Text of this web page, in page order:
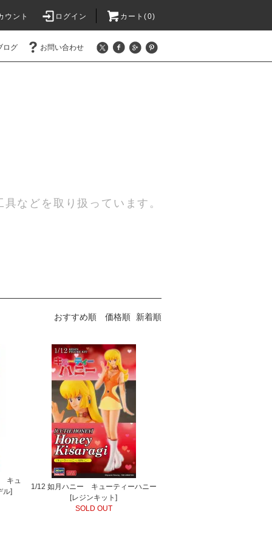
ウント ログイン カート(0)
ログ お問い合わせ
などを取り扱っています。
おすすめ順 価格順 新着順
キュ
ル]
1/12 如月ハニー キューティーハニー
[レジンキット]
SOLD OUT